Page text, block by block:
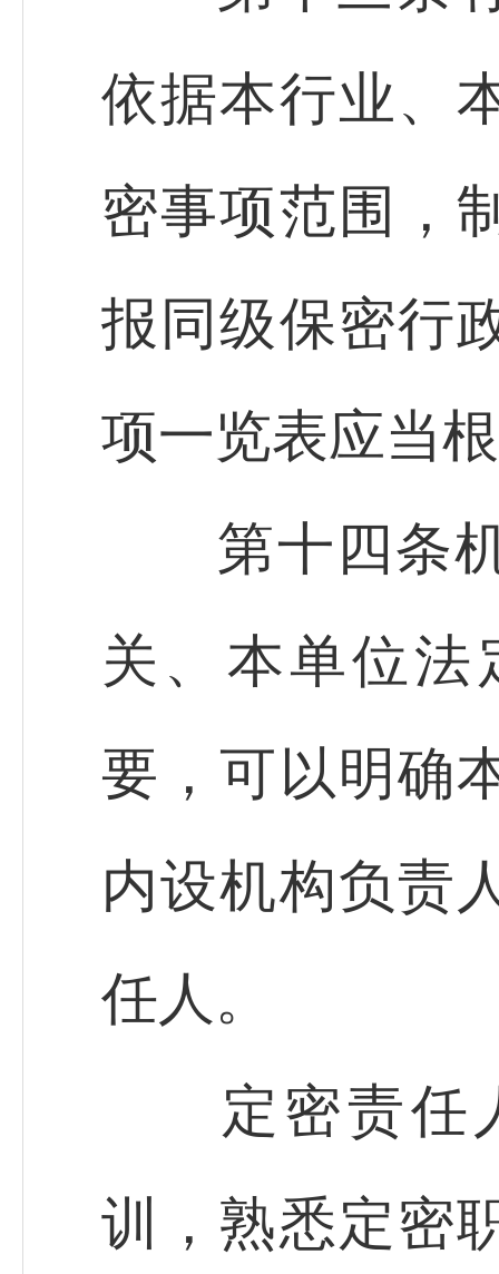
依据本行业、
密事项范围，
报同级保密行
项一览表应当
第十四条机
关、本单位
要，可以明确
内设机构负责
任人。
定密责任人
训，熟悉定密